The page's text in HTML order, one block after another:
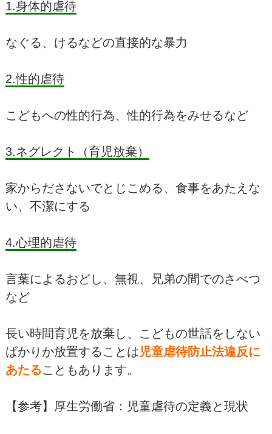
1.身体的虐待
なぐる、けるなどの直接的な暴力
2.性的虐待
こどもへの性的行為、性的行為をみせるなど
3.ネグレクト（育児放棄）
家からださないでとじこめる、食事をあたえな
い、不潔にする
4.心理的虐待
言葉によるおどし、無視、兄弟の間でのさべつ
など
長い時間育児を放棄し、こどもの世話をしない
ばかりか放置することは 児童虐待防止法違反に
あたることもあります。
【参考】厚生労働省：児童虐待の定義と現状